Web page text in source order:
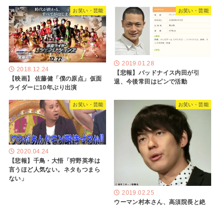
お笑い・芸能
2018.12.24
【映画】 佐藤健「僕の原点」仮面
ライダーに10年ぶり出演
お笑い・芸能
2019.01.28
【悲報】バッドナイス内田が引
退、今後常田はピンで活動
お笑い・芸能
2020.04.24
【悲報】千鳥・大悟「狩野英孝は
言うほど人気ない。ネタもつまら
ない」
お笑い・芸能
2019.02.25
ウーマン村本さん、高須院長と絶